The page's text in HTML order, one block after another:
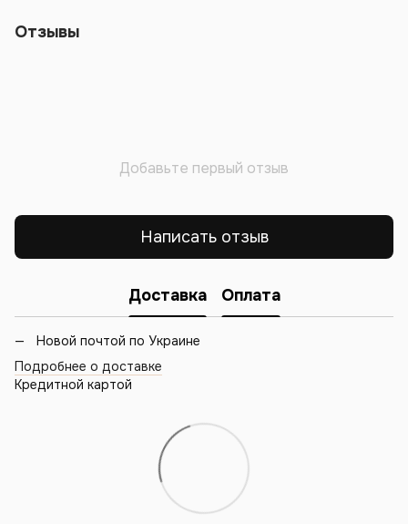
Отзывы
Добавьте первый отзыв
Написать отзыв
Доставка Оплата
Новой почтой по Украине
Подробнее о доставке
Кредитной картой